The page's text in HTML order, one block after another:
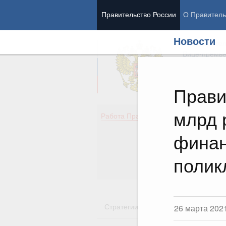
Правительство России О
Новости
млрд
26 марта 2021
Вице-
Работа Правительства
Стратегии Государственные